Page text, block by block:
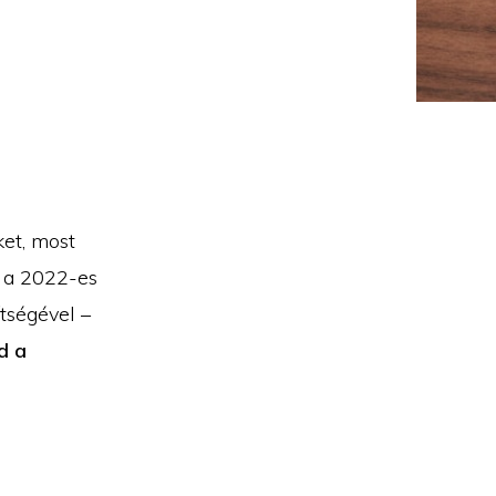
most
2022-es
–
a